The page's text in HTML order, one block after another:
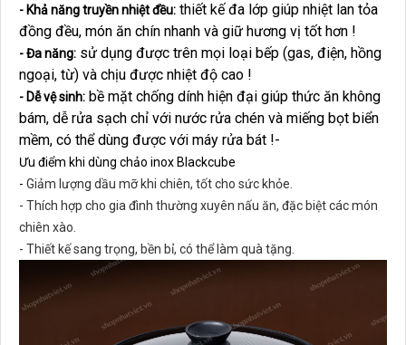
- Khả năng truyền nhiệt đều: thiết kế đa lớp giúp nhiệt lan tỏa
đồng đều, món ăn chín nhanh và giữ hương vị tốt hơn !
- Đa năng: sử dụng được trên mọi loại bếp (gas, điện, hồng
ngoại, từ) và chịu được nhiệt độ cao !
- Dễ vệ sinh: bề mặt chống dính hiện đại giúp thức ăn không
bám, dễ rửa sạch chỉ với nước rửa chén và miếng bọt biển
mềm, có thể dùng được với máy rửa bát !-
Ưu điểm khi dùng chảo inox Blackcube
- Giảm lượng dầu mỡ khi chiên, tốt cho sức khỏe.
- Thích hợp cho gia đình thường xuyên nấu ăn, đặc biệt các món
chiên xào.
- Thiết kế sang trọng, bền bỉ, có thể làm quà tặng.